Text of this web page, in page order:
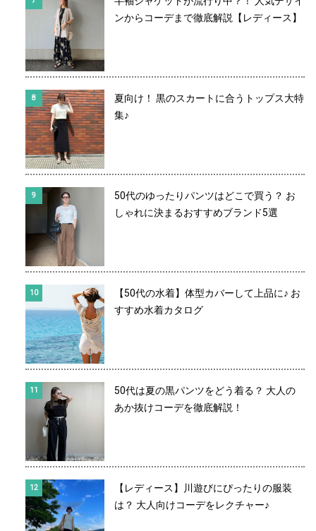
ンからコーデまで徹底解説【レディース】
夏向け！ 黒のスカートに合うトップス大特
集♪
50代のゆったりパンツはどこで買う？ お
しゃれに決まるおすすめブランド5選
【50代の水着】体型カバーして上品に♪ お
すすめ水着カタログ
50代は夏の黒パンツをどう着る？ 大人の
あか抜けコーデを徹底解説！
【レディース】川遊びにぴったりの服装
は？ 大人向けコーデをレクチャー♪